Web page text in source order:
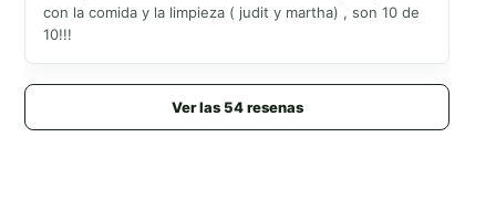
con la comida y la limpieza ( judit y martha) , son 10 de
10!!!
Ver las 54 resenas